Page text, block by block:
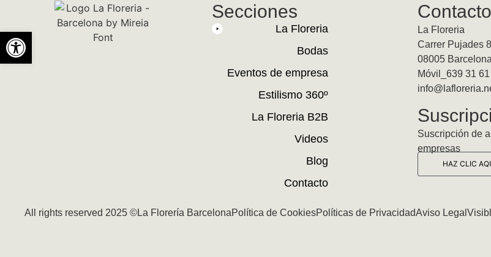
Secciones
La Floreria
Bodas
Eventos de empresa
Estilismo 360º
La Floreria B2B
Videos
Blog
Contacto
Contacto
La Floreria
Carrer Pujades
08005 Barcelona
Móvil_639 31
Suscripción de
empresas
HAZ CLIC
All rights reserved 2025 ©La Florería BarcelonaPolítica de CookiesPolíticas de PrivacidadAviso Legal
Abrir barra de herramientas